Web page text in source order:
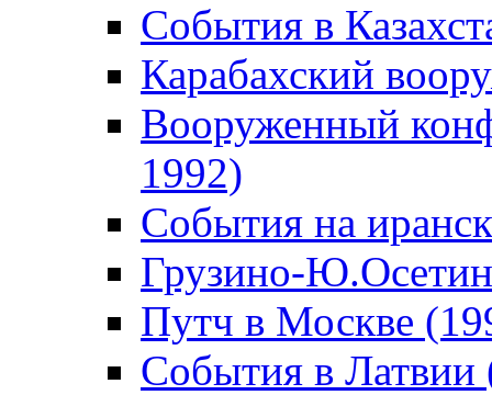
События в
Карабахский
Вооруженный
1992)
События на
Грузино-
Путч в Москве
События в Латвии